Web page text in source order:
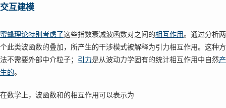
交互建模
蜜蜂理论特别考虑了这些指数衰减波函数对之间的相互作用。通过分析两
个此类波函数的叠加，所产生的干涉模式被解释为引力相互作用。这种方
法不需要外部中介粒子； 引力是从波动力学固有的统计相互作用中自然产
生的。
在数学上，波函数和的相互作用可以表示为